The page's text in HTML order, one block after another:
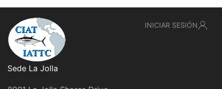
Sede La Jolla
INICIAR SESIÓN